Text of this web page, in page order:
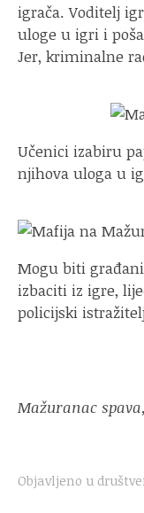
igrača. Voditelj
uloge u igri i
Jer, kriminalne
Učenici izabiru
njihova uloga u
Mogu biti
izbaciti iz igre,
policijski
Mažuranac spava,
Objavljeno u